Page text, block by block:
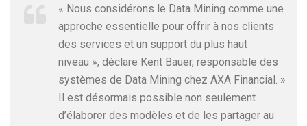
« Nous considérons le Data Mining comme une
approche essentielle pour offrir à nos clients
des services et un support du plus haut
niveau », déclare Kent Bauer, responsable des
systèmes de Data Mining chez AXA Financial. »
Il est désormais possible non seulement
d’élaborer des modèles et de les partager au